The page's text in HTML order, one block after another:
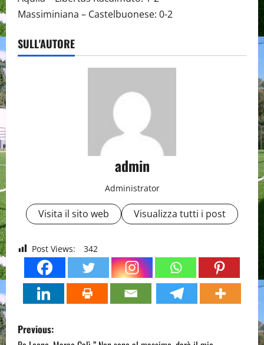
Massiminiana – Castelbuonese: 0-2
SULL'AUTORE
admin
Administrator
Visita il sito web Visualizza tutti i post
Post Views: 342
P
Previous: